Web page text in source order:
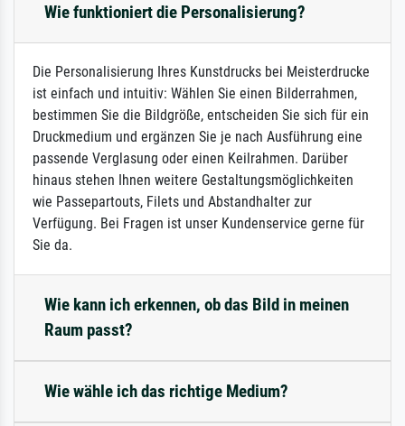
Wie funktioniert die Personalisierung?
Die Personalisierung Ihres Kunstdrucks bei Meisterdrucke
ist einfach und intuitiv: Wählen Sie einen Bilderrahmen,
bestimmen Sie die Bildgröße, entscheiden Sie sich für ein
Druckmedium und ergänzen Sie je nach Ausführung eine
passende Verglasung oder einen Keilrahmen. Darüber
hinaus stehen Ihnen weitere Gestaltungsmöglichkeiten
wie Passepartouts, Filets und Abstandhalter zur
Verfügung. Bei Fragen ist unser Kundenservice gerne für
Sie da.
Wie kann ich erkennen, ob das Bild in meinen
Raum passt?
Wie wähle ich das richtige Medium?